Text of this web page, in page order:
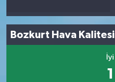
Bozkurt Hava Kalitesi
İyi
1